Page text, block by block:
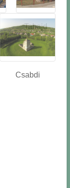
Tabajd
Csabdi